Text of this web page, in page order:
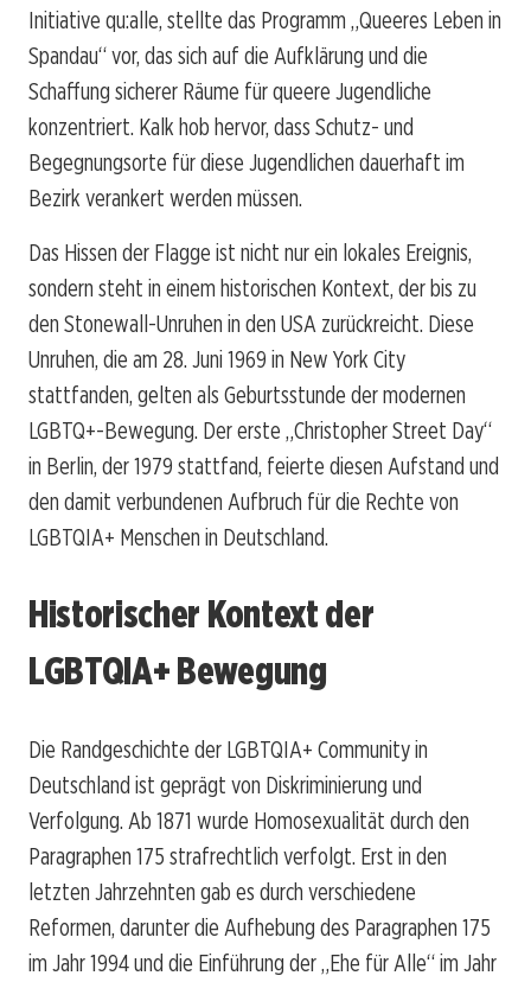
Initiative qu:alle, stellte das Programm „Queeres Leben in
Spandau“ vor, das sich auf die Aufklärung und die
Schaffung sicherer Räume für queere Jugendliche
konzentriert. Kalk hob hervor, dass Schutz- und
Begegnungsorte für diese Jugendlichen dauerhaft im
Bezirk verankert werden müssen.
Das Hissen der Flagge ist nicht nur ein lokales Ereignis,
sondern steht in einem historischen Kontext, der bis zu
den Stonewall-Unruhen in den USA zurückreicht. Diese
Unruhen, die am 28. Juni 1969 in New York City
stattfanden, gelten als Geburtsstunde der modernen
LGBTQ+-Bewegung. Der erste „Christopher Street Day“
in Berlin, der 1979 stattfand, feierte diesen Aufstand und
den damit verbundenen Aufbruch für die Rechte von
LGBTQIA+ Menschen in Deutschland.
Historischer Kontext der
LGBTQIA+ Bewegung
Die Randgeschichte der LGBTQIA+ Community in
Deutschland ist geprägt von Diskriminierung und
Verfolgung. Ab 1871 wurde Homosexualität durch den
Paragraphen 175 strafrechtlich verfolgt. Erst in den
letzten Jahrzehnten gab es durch verschiedene
Reformen, darunter die Aufhebung des Paragraphen 175
im Jahr 1994 und die Einführung der „Ehe für Alle“ im Jahr